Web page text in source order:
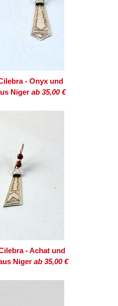
- Onyx und
Niger ab 35,00 €
- Achat und
Niger ab 35,00 €